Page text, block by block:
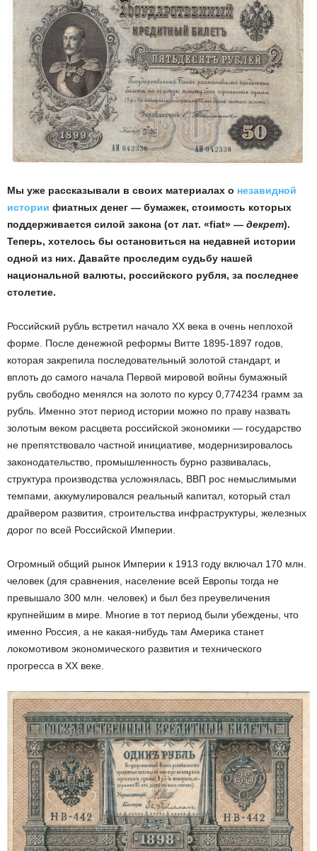
Мы уже рассказывали в своих материалах о незавидной
истории фиатных денег — бумажек, стоимость которых
поддерживается силой закона (от лат. «fiat» — декрет).
Теперь, хотелось бы остановиться на недавней истории
одной из них. Давайте проследим судьбу нашей
национальной валюты, российского рубля, за последнее
столетие.
Российский рубль встретил начало XX века в очень неплохой
форме. После денежной реформы Витте 1895-1897 годов,
которая закрепила последовательный золотой стандарт, и
вплоть до самого начала Первой мировой войны бумажный
рубль свободно менялся на золото по курсу 0,774234 грамм за
рубль. Именно этот период истории можно по праву назвать
золотым веком расцвета российской экономики — государство
не препятствовало частной инициативе, модернизировалось
законодательство, промышленность бурно развивалась,
структура производства усложнялась, ВВП рос немыслимыми
темпами, аккумулировался реальный капитал, который стал
драйвером развития, строительства инфраструктуры, железных
дорог по всей Российской Империи.
Огромный общий рынок Империи к 1913 году включал 170 млн.
человек (для сравнения, население всей Европы тогда не
превышало 300 млн. человек) и был без преувеличения
крупнейшим в мире. Многие в тот период были убеждены, что
именно Россия, а не какая-нибудь там Америка станет
локомотивом экономического развития и технического
прогресса в XX веке.